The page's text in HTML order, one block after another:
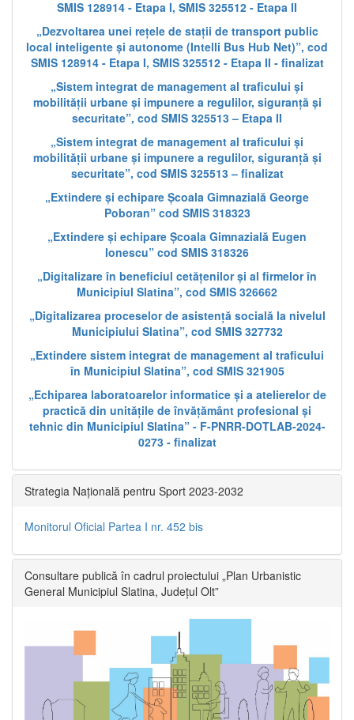
SMIS 128914 - Etapa I, SMIS 325512 - Etapa II
„Dezvoltarea unei rețele de stații de transport public
local inteligente și autonome (Intelli Bus Hub Net)”, cod
SMIS 128914 - Etapa I, SMIS 325512 - Etapa II - finalizat
„Sistem integrat de management al traficului și
mobilității urbane și impunere a regulilor, siguranță și
securitate”, cod SMIS 325513 – Etapa II
„Sistem integrat de management al traficului și
mobilității urbane și impunere a regulilor, siguranță și
securitate”, cod SMIS 325513 – finalizat
„Extindere și echipare Școala Gimnazială George
Poboran” cod SMIS 318323
„Extindere și echipare Școala Gimnazială Eugen
Ionescu” cod SMIS 318326
„Digitalizare în beneficiul cetățenilor și al firmelor în
Municipiul Slatina”, cod SMIS 326662
„Digitalizarea proceselor de asistență socială la nivelul
Municipiului Slatina”, cod SMIS 327732
„Extindere sistem integrat de management al traficului
în Municipiul Slatina”, cod SMIS 321905
„Echiparea laboratoarelor informatice și a atelierelor de
practică din unitățile de învățământ profesional și
tehnic din Municipiul Slatina” - F-PNRR-DOTLAB-2024-
0273 - finalizat
Strategia Națională pentru Sport 2023-2032
Monitorul Oficial Partea I nr. 452 bis
Consultare publică în cadrul proiectului „Plan Urbanistic
General Municipiul Slatina, Județul Olt”